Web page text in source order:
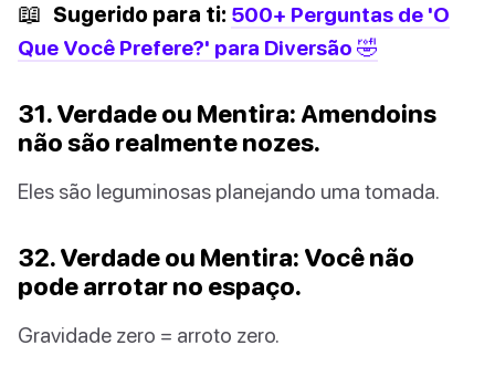
📖 Sugerido para ti: 500+ Perguntas de 'O
Que Você Prefere?' para Diversão 🤣
31. Verdade ou Mentira: Amendoins
não são realmente nozes.
Eles são leguminosas planejando uma tomada.
32. Verdade ou Mentira: Você não
pode arrotar no espaço.
Gravidade zero = arroto zero.